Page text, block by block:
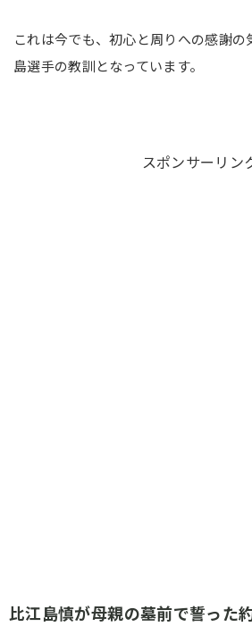
これは今でも、初心と周りへの感謝
島選手の教訓となっています。
スポンサーリン
比江島慎が母親の墓前で誓った